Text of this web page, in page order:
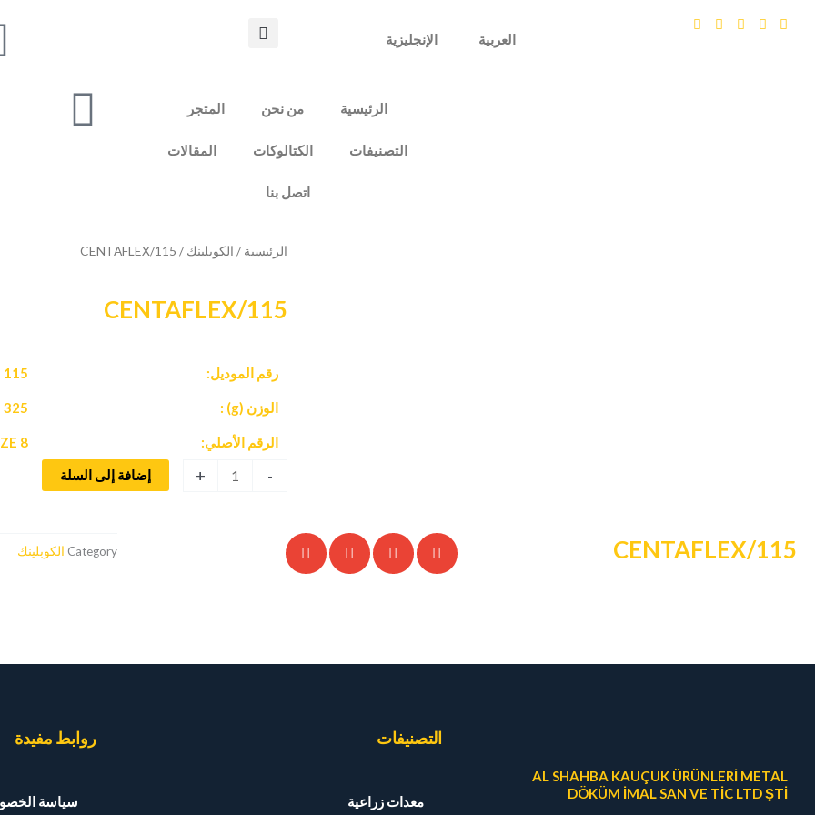
العربية الإنجليزية
الرئيسية من نحن المتجر
التصنيفات الكتالوكات المقالات
اتصل بنا
الرئيسية / الكوبلينك / 115/CENTAFLEX
115/CENTAFLEX
رقم الموديل: 115
الوزن (g) : 325
الرقم الأصلي: 8
-
+ إضافة إلى السلة
115/CENTAFLEX
Category الكوبلينك
AL SHAHBA KAUÇUK ÜRÜNLERİ METAL
DÖKÜM İMAL SAN VE TİC LTD ŞTİ
التصنيفات
معدات زراعية
روابط مفيدة
سياسة